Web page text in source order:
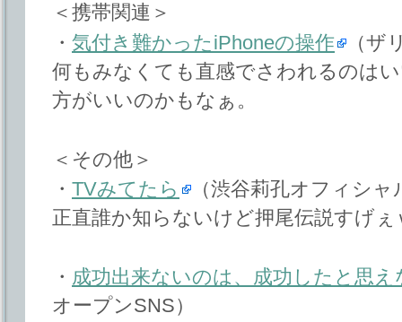
＜携帯関連＞
・ 気付き難かったiPhoneの操作
（ザ
何もみなくても直感でさわれるのは
方がいいのかもなぁ。
＜その他＞
・ TVみてたら
（渋谷莉孔オフィシ
正直誰か知らないけど押尾伝説すげぇ
・ 成功出来ないのは、成功したと思
オープンSNS）